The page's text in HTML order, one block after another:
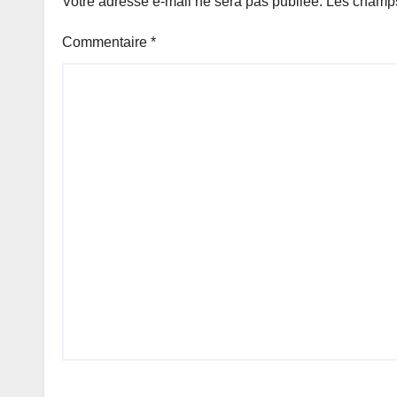
Commentaire *